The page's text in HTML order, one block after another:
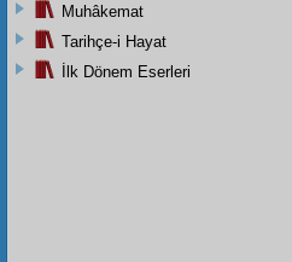
Muhâkemat
Tarihçe-i Hayat
İlk Dönem Eserleri